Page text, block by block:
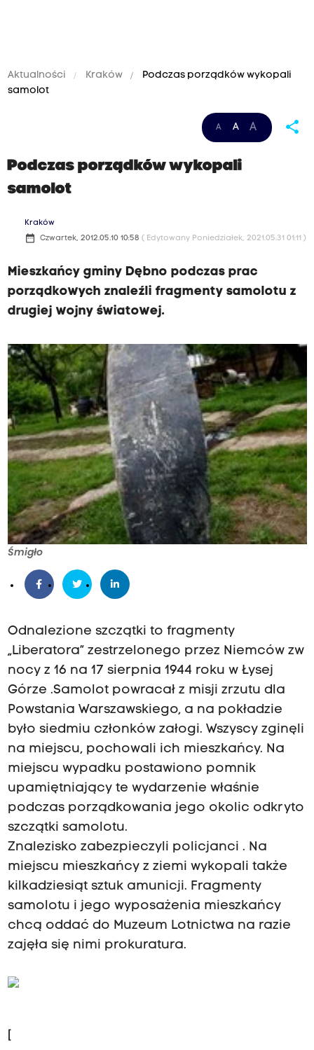
Aktualności Kraków
Podczas porządków wykopali
samolot
A A A share
Podczas porządków wykopali
samolot
Kraków
date_range Czwartek, 2012.05.10 10:58 ( Edytowany Poniedziałek, 2021.05.31 01:11 )
Mieszkańcy gminy Dębno podczas prac
porządkowych znaleźli fragmenty samolotu z
drugiej wojny światowej.
Śmigło
Odnalezione szczątki to fragmenty
„Liberatora” zestrzelonego przez Niemców zw
nocy z 16 na 17 sierpnia 1944 roku w Łysej
Górze .Samolot powracał z misji zrzutu dla
Powstania Warszawskiego, a na pokładzie
było siedmiu członków załogi. Wszyscy zginęli
na miejscu, pochowali ich mieszkańcy. Na
miejscu wypadku postawiono pomnik
upamiętniający te wydarzenie właśnie
podczas porządkowania jego okolic odkryto
szczątki samolotu.
Znalezisko zabezpieczyli policjanci . Na
miejscu mieszkańcy z ziemi wykopali także
kilkadziesiąt sztuk amunicji. Fragmenty
samolotu i jego wyposażenia mieszkańcy
chcą oddać do Muzeum Lotnictwa na razie
zajęła się nimi prokuratura.
[